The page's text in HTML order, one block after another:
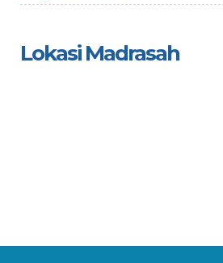
Lokasi Madrasah